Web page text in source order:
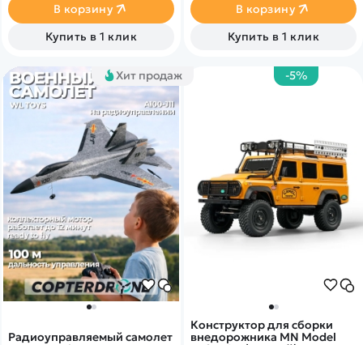
В корзину
Купить в 1 клик
В корзину
Купить в 1 клик
Хит продаж
Радиоуправляемый самолет
-5%
Конструктор для сборки
внедорожника MN Model